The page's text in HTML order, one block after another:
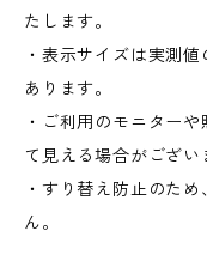
たします。
・表示サイズは実測
あります。
・ご利用のモニター
て見える場合がござい
・すり替え防止のた
ん。